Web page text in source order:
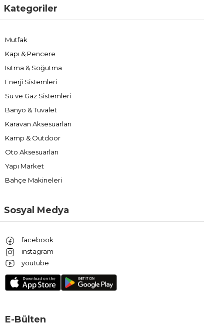
Kategoriler
Mutfak
Kapı & Pencere
Isıtma & Soğutma
Enerji Sistemleri
Su ve Gaz Sistemleri
Banyo & Tuvalet
Karavan Aksesuarları
Kamp & Outdoor
Oto Aksesuarları
Yapı Market
Bahçe Makineleri
Sosyal Medya
facebook
instagram
youtube
E-Bülten